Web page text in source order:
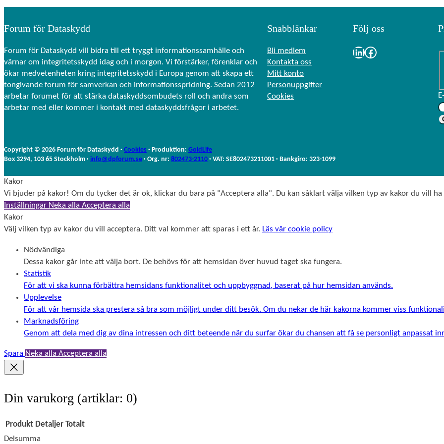
Forum för Dataskydd
Forum för Dataskydd vill bidra till ett tryggt informationssamhälle och
värnar om integritetsskydd idag och i morgon. Vi förstärker, förenklar och
ökar medvetenheten kring integritetsskydd i Europa genom att skapa ett
tongivande forum för samverkan och informationsspridning. Sedan 2012
arbetar forumet för att stärka dataskyddsombudets roll och andra som
arbetar med eller kommer i kontakt med dataskyddsfrågor i arbetet.
Snabblänkar
Bli medlem
Kontakta oss
Mitt konto
Personuppgifter
Cookies
Följ oss
LinkedIn Facebook
Copyright © 2026 Forum för Dataskydd · Cookies · Produktion: GoldLife
Box 3294, 103 65 Stockholm · info@dpforum.se · Org. nr: 802473-2110 · VAT: SE802473211001 · Bankgiro: 323-1099
Kakor
Vi bjuder på kakor! Om du tycker det är ok, klickar du bara på "Acceptera alla". Du kan såklart välja vilken typ av kakor du vill
Inställningar Neka alla Acceptera alla
Kakor
Välj vilken typ av kakor du vill acceptera. Ditt val kommer att sparas i ett år. Läs vår cookie policy
Nödvändiga
Dessa kakor går inte att välja bort. De behövs för att hemsidan över huvud taget ska fungera.
Statistik
För att vi ska kunna förbättra hemsidans funktionalitet och uppbyggnad, baserat på hur hemsidan används.
Upplevelse
För att vår hemsida ska prestera så bra som möjligt under ditt besök. Om du nekar de här kakorna kommer viss
Marknadsföring
Genom att dela med dig av dina intressen och ditt beteende när du surfar ökar du chansen att få se personligt anpassat
Spara Neka alla Acceptera alla
Din varukorg (artiklar: 0)
Produkt Detaljer Totalt
Delsumma